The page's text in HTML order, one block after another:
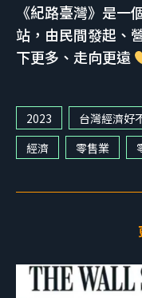
《紀路臺灣》是一
站，由民間發起、
下更多、走向更遠
2023 台灣經濟好
經濟
零售業